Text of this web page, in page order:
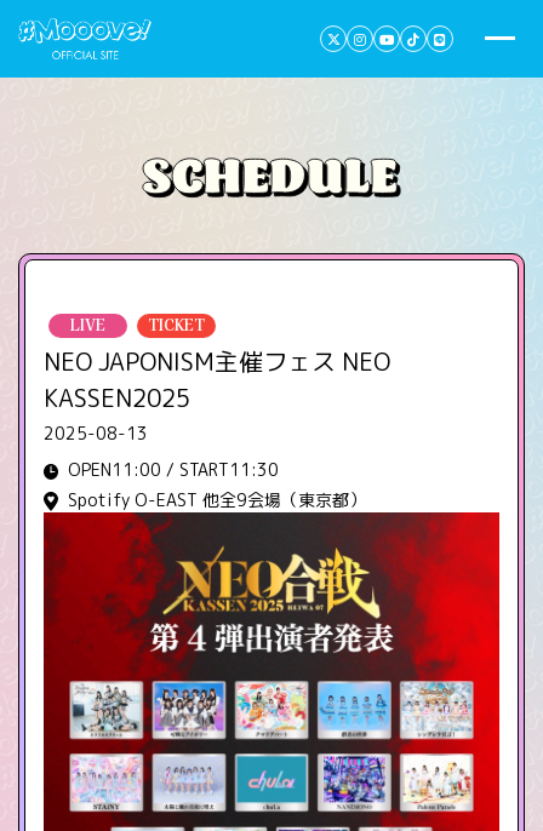
LIVE TICKET
NEO JAPONISM主催フェス NEO
KASSEN2025
2025-08-13
OPEN11:00 / START11:30
Spotify O-EAST 他全9会場（東京都）